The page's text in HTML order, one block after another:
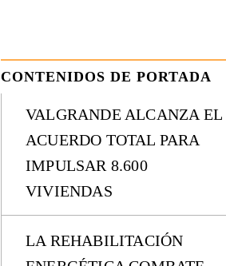
CONTENIDOS DE PORTADA
VALGRANDE ALCANZA EL
ACUERDO TOTAL PARA
IMPULSAR 8.600
VIVIENDAS
LA REHABILITACIÓN